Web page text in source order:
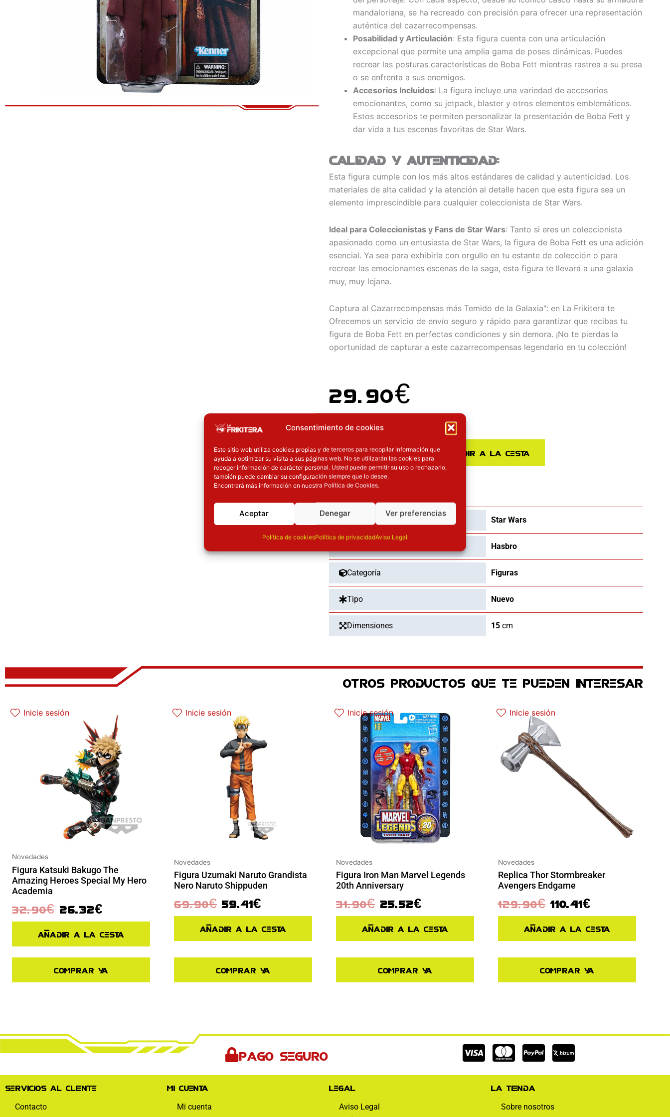
Consentimiento de cookies
Este sitio web utiliza cookies propias y de terceros para recopilar información que
ayuda a optimizar su visita a sus páginas web. No se utilizarán las cookies para
recoger información de carácter personal. Usted puede permitir su uso o rechazarlo,
también puede cambiar su configuración siempre que lo desee.
Encontrará más información en nuestra Política de Cookies.
Aceptar Denegar Ver preferencias
Política de cookiesPolítica de privacidadAviso Legal
mandaloriana, se ha recreado con precisión para ofrecer una representación
auténtica del cazarrecompensas.
Posabilidad y Articulación: Esta figura cuenta con una articulación
excepcional que permite una amplia gama de poses dinámicas. Puedes
recrear las posturas características de Boba Fett mientras rastrea a su presa
o se enfrenta a sus enemigos.
Accesorios Incluidos: La figura incluye una variedad de accesorios
emocionantes, como su jetpack, blaster y otros elementos emblemáticos.
Estos accesorios te permiten personalizar la presentación de Boba Fett y
dar vida a tus escenas favoritas de Star Wars.
Calidad y Autenticidad:
Esta figura cumple con los más altos estándares de calidad y autenticidad. Los
materiales de alta calidad y la atención al detalle hacen que esta figura sea un
elemento imprescindible para cualquier coleccionista de Star Wars.
Ideal para Coleccionistas y Fans de Star Wars: Tanto si eres un coleccionista
apasionado como un entusiasta de Star Wars, la figura de Boba Fett es una adición
esencial. Ya sea para exhibirla con orgullo en tu estante de colección o para
recrear las emocionantes escenas de la saga, esta figura te llevará a una galaxia
muy, muy lejana.
Captura al Cazarrecompensas más Temido de la Galaxia": en La Frikitera te
Ofrecemos un servicio de envío seguro y rápido para garantizar que recibas tu
figura de Boba Fett en perfectas condiciones y sin demora. ¡No te pierdas la
oportunidad de capturar a este cazarrecompensas legendario en tu colección!
29.90€
Disponibilidad: 1 disponibles
Figura
Star
Boba
Fett
cantidad
Comprar ya Añadir a la cesta
CARACTERÍSTICAS
Universo Star Wars
Hasbro
Categoría Figuras
Tipo Nuevo
Dimensiones 15 cm
OTROS PRODUCTOS QUE TE PUEDEN INTERESAR
Inicie sesión
Novedades
Figura Katsuki Bakugo The
Amazing Heroes Special My Hero
Academia
32.90€ 26.32€
Añadir a la cesta
Comprar ya
Inicie sesión
Novedades
Figura Uzumaki Naruto Grandista
Nero Naruto Shippuden
69.90€ 59.41€
Añadir a la cesta
Comprar ya
Inicie sesión
Novedades
Figura Iron Man Marvel Legends
20th Anniversary
31.90€ 25.52€
Añadir a la cesta
Comprar ya
Inicie sesión
Novedades
Replica Thor Stormbreaker
Avengers Endgame
129.90€ 110.41€
Añadir a la cesta
Comprar ya
Pago seguro
Cc-
visa
Cc-
mastercard
Cc-
paypal
Servicios al cliente
Contacto
Mi cuenta
Mi cuenta
Legal
Aviso Legal
La tienda
Sobre nosotros